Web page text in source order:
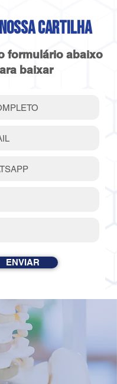
CARTILHA
formulário abaixo
baixar
ENVIAR